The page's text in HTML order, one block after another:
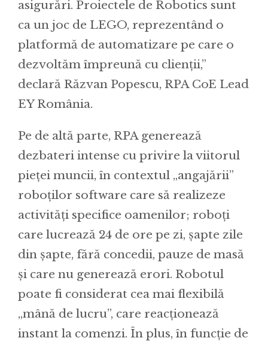
asigurări. Proiectele de Robotics sunt
ca un joc de LEGO, reprezentând o
platformă de automatizare pe care o
dezvoltăm împreună cu clienții,”
declară Răzvan Popescu, RPA CoE Lead
EY România.
Pe de altă parte, RPA generează
dezbateri intense cu privire la viitorul
pieței muncii, în contextul „angajării”
roboților software care să realizeze
activități specifice oamenilor; roboți
care lucrează 24 de ore pe zi, șapte zile
din șapte, fără concedii, pauze de masă
și care nu generează erori. Robotul
poate fi considerat cea mai flexibilă
„mână de lucru”, care reacționează
instant la comenzi. În plus, în funcție de